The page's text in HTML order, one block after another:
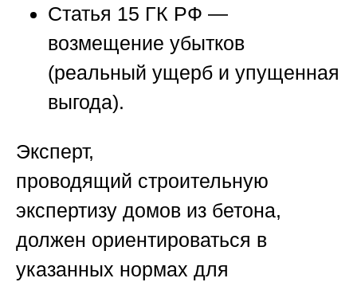
Статья 15 ГК РФ —
возмещение убытков
(реальный ущерб и упущенная
выгода).
Эксперт,
проводящий строительную
экспертизу домов из бетона,
должен ориентироваться в
указанных нормах для